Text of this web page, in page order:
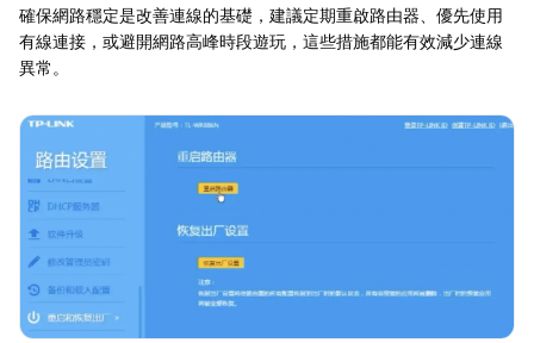
確保網路穩定是改善連線的基礎，建議定期重啟路由器、優先使用
有線連接，或避開網路高峰時段遊玩，這些措施都能有效減少連線
異常。